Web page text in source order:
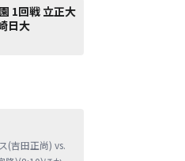
1回戦 立正大
日大
ス(吉田正尚) vs.